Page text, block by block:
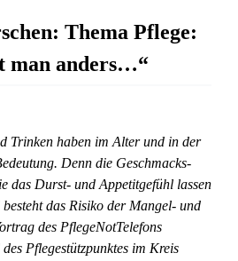
Thema Pflege:
man anders…“
Trinken haben im Alter und in der
Denn die Geschmacks-
das Durst- und Appetitgefühl lassen
das Risiko der Mangel- und
des PflegeNotTelefons
Pflegestützpunktes im Kreis